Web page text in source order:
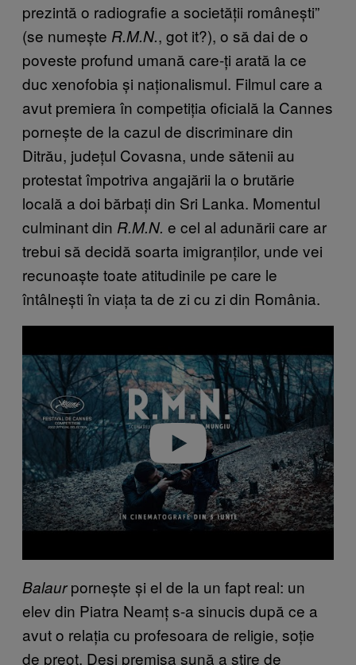
prezintă o radiografie a societății românești”
(se numește R.M.N., got it?), o să dai de o
poveste profund umană care-ți arată la ce
duc xenofobia și naționalismul. Filmul care a
avut premiera în competiția oficială la Cannes
pornește de la cazul de discriminare din
Ditrău, județul Covasna, unde sătenii au
protestat împotriva angajării la o brutărie
locală a doi bărbați din Sri Lanka. Momentul
culminant din R.M.N. e cel al adunării care ar
trebui să decidă soarta imigranților, unde vei
recunoaște toate atitudinile pe care le
întâlnești în viața ta de zi cu zi din România.
a
y
v
i
d
e
Balaurpornește și el de la un fapt real: un
elev din Piatra Neamț s-a sinucis după ce a
avut o relația cu profesoara de religie, soție
de preot. Deși premisa sună a știre de